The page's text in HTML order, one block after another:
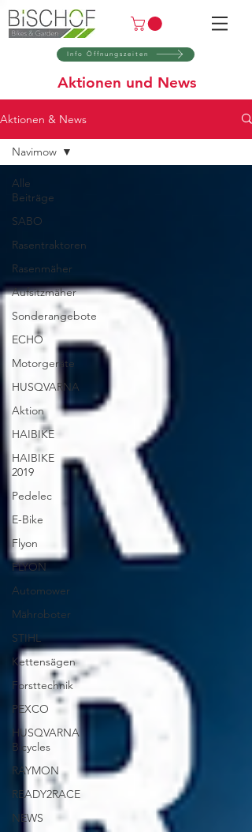
Info Öffnungszeiten
Aktionen und News
Aktionen & News
Alle
Beiträge
SABO
Rasentraktoren
Rasenmäher
Aufsitzmäher
Sonderangebote
ECHO
Motorgeräte
HUSQVARNA
Aktion
HAIBIKE
HAIBIKE
2019
Pedelec
E-Bike
Flyon
FLYON
Automower
Mähroboter
STIHL
Kettensägen
Forsttechnik
PEXCO
HUSQVARNA
Bicycles
RAYMON
READY2RACE
NEWS
Navimow